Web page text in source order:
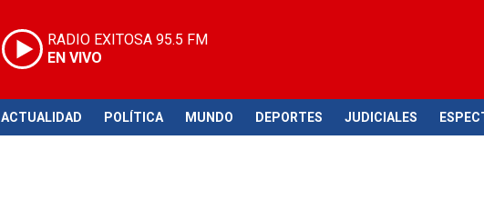
RADIO EXITOSA 95.5 FM
EN VIVO
ACTUALIDAD POLÍTICA MUNDO DEPORTES JUDICIALES